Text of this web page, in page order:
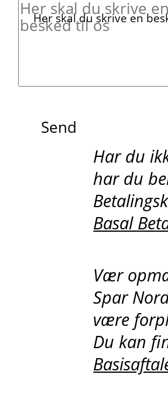
Her skal du skrive en
Send
Har du
har du
Basal
Vær
Spar
være
Du kan